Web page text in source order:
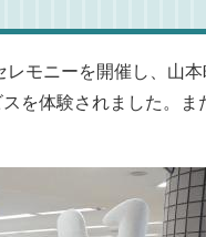
ニーを開催し、山本
を体験されました。